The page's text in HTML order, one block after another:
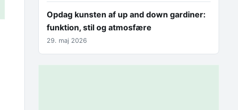
Opdag kunsten af up and down gardiner:
funktion, stil og atmosfære
29. maj 2026